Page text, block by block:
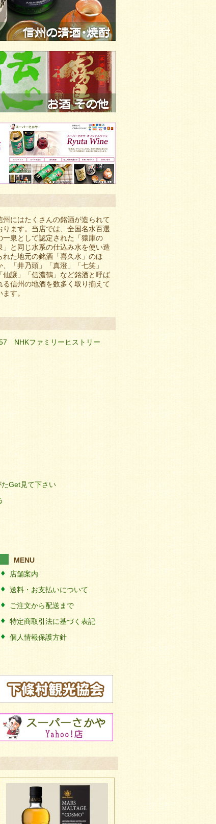
州にはたくさんの銘酒が造られて
ります。当店では、全国名水百選
一泉として認定された「猿庫の
」と同じ水系の仕込み水を使い造
れた地元の銘酒「喜久水」のほ
、「井乃頭」「真澄」「七笑」
「仙譲」「信濃鶴」など銘酒と呼ば
る信州の地酒を数多く取り揃えて
ます。
NHKファミリーヒストリー
Get見て下さい
MENU
店舗案内
送料・お支払いについて
ご注文から配送まで
特定商取引法に基づく表記
個人情報保護方針